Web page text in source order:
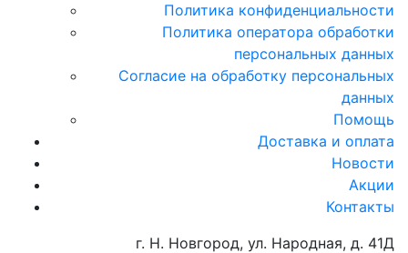
Политика конфиденциальности
Политика оператора обработки
персональных данных
Согласие на обработку персональных
данных
Помощь
Доставка и оплата
Новости
Акции
Контакты
г. Н. Новгород, ул. Народная, д. 41Д